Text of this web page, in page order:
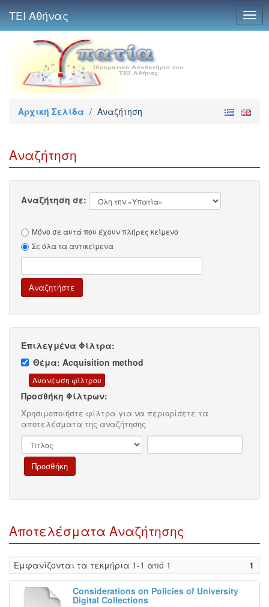
ΤΕΙ Αθήνας
Αρχική Σελίδα / Αναζήτηση
Αναζήτηση
Αναζήτηση σε:
Μόνο σε αυτά που έχουν πλήρες κείμενο
Σε όλα τα αντικείμενα
Επιλεγμένα Φίλτρα:
Θέμα: Acquisition method
Προσθήκη Φίλτρων:
Χρησιμοποιήστε φίλτρα για να περιορίσετε τα
αποτελέσματα της αναζήτησης
Αποτελέσματα Αναζήτησης
Eμφανίζονται τα τεκμήρια 1-1 από 1 1
Considerations on Policies of University
Digital Collections